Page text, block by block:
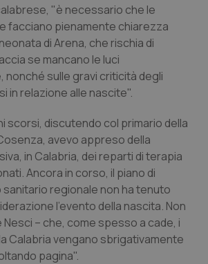
di Bolzano
di Trento
& Scompenso
& Rettocolite Ulcerosa
& patologie neurodegenerative
"è necessario che le
facciano pienamente chiarezza
di Arena, che rischia di
se mancano le luci
nonché sulle gravi criticità degli
in relazione alle nascite".
scorsi, discutendo col primario della
avevo appreso della
in Calabria, dei reparti di terapia
Ancora in corso, il piano di
regionale non ha tenuto
l'evento della nascita. Non
– che, come spesso a cade, i
Calabria vengano sbrigativamente
pagina".